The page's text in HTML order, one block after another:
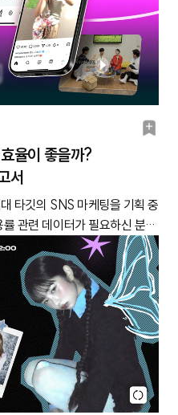
러한 현상을 ‘제철코어’라고 정
사계절, 절기가 흐려져 가는
제철’을 소중하게 여기고, 그 때
해보려는 것이죠.🔗 관련 콘텐
코어에 반응하는 이유살펴봐
는 Z세대가 많아지다보니, Z세
는 이미지 또한 훨씬 구체화되고
여름=물놀이’와 같이 계절을
라, ‘봄=한강 공원에서 피크닉
’처럼 입체적으로 생각한다는
로는 제철에 진심인 Z세대의
콜라보 굿즈’보다, Z세대가 봄
방’과 F&B 콜라보 해주기를
입니다.그래서 준비했어요. 캐
가 계절마다 떠올리는 키워드를
울, 각 계절의 대표 키워드를 분
실질적으로 활용할 수 있는 포인
하면 떠올리는 키워드TOP
축제, 폼폼푸린, 다이소 벚꽃 에
스 슈크림 라떼, 김밥, 미나리,
율이 좋을까?
서
타깃의 SNS 마케팅을 기획 중
관련 데이터가 필요하신 분
야가 궁금하신 분Z세대의 SNS
다. 일례로, 불과 몇 년 전까지
피드’로 여겨졌는데요. 인스타
트’에 따르면 Z세대가 가장 많
‘DM’이었다고 해요. 피드는 3
의 이용 패턴이 과거와 완전히
와 엑스(구 트위터)도 ‘쇼핑 기
도입하는 추세예요.덩달아 Z세대
게 바뀌는 양상을 보이는데요.
북